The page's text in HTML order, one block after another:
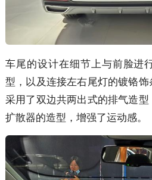
车尾的设计在细节上与前脸进
型，以及连接左右尾灯的镀铬
采用了双边共两出式的排气造
扩散器的造型，增强了运动感。